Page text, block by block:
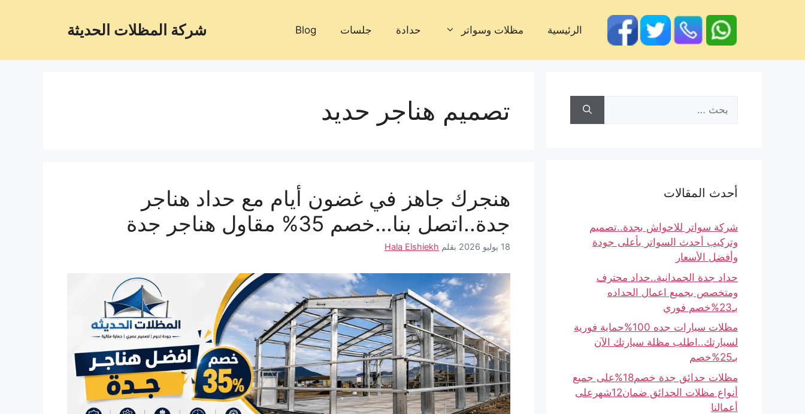
شركة المظلات الحديثة الرئيسية مظلات وسواتر حدادة جلسات Blog
تصميم هناجر حديد
هنجرك جاهز في غضون أيام مع حداد هناجر
جدة..اتصل بنا…خصم 35% مقاول هناجر جدة
18 يوليو 2026 بقلم Hala Elshiekh
أحدث المقالات
شركة سواتر للاحواش بجدة..تصميم
وتركيب أحدث السواتر بأعلى جودة
وأفضل الأسعار
حداد جدة الحمدانية..حداد محترف
ومتخصص بجميع اعمال الحداده
بـ23%خصم فوري
مظلات سيارات جده 100%حماية فورية
لسيارتك..اطلب مظلة سيارتك الآن
بـ25%خصم
مظلات حدائق جدة خصم18%على جميع
أنواع مظلات الحدائق ضمان12شهرعلى
أعمالنا